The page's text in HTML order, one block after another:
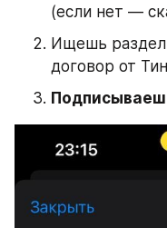
(если нет —
Ищешь раздел
договор от